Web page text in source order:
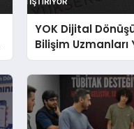
YOK Dijital
Bilişim